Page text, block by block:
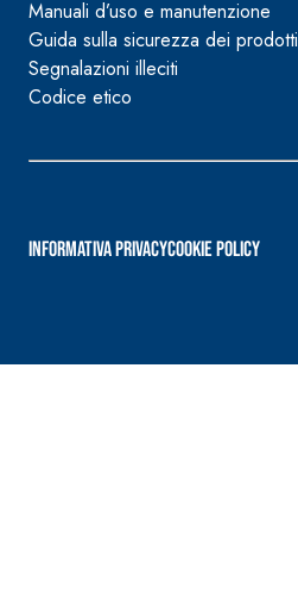
Manuali d’uso e manutenzione
Guida sulla sicurezza dei prodotti
Segnalazioni illeciti
Codice etico
Informativa PrivacyCookie Policy